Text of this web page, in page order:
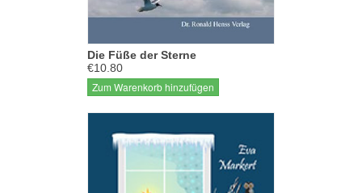
Die Füße der Sterne
€10.80
Zum Warenkorb hinzufügen